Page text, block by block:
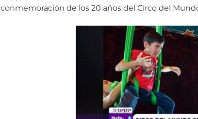
conmemoración de los 20 años del Circo del